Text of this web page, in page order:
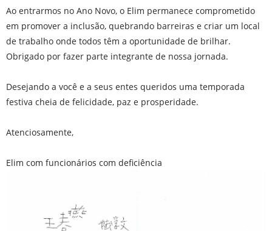
Ao entrarmos no Ano Novo, o Elim permanece comprometido
em promover a inclusão, quebrando barreiras e criar um local
de trabalho onde todos têm a oportunidade de brilhar.
Obrigado por fazer parte integrante de nossa jornada.
Desejando a você e a seus entes queridos uma temporada
festiva cheia de felicidade, paz e prosperidade.
Atenciosamente,
Elim com funcionários com deficiência